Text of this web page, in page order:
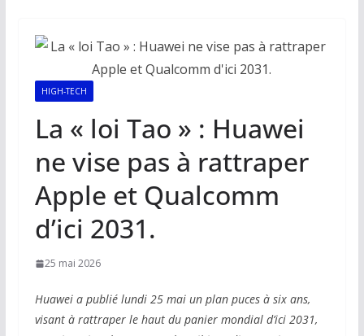
HIGH-TECH
La « loi Tao » : Huawei
ne vise pas à rattraper
Apple et Qualcomm
d’ici 2031.
25 mai 2026
Huawei a publié lundi 25 mai un plan puces à six ans,
visant à rattraper le haut du panier mondial d’ici 2031,